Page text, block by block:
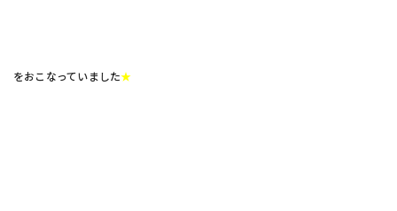
をおこなっていました★